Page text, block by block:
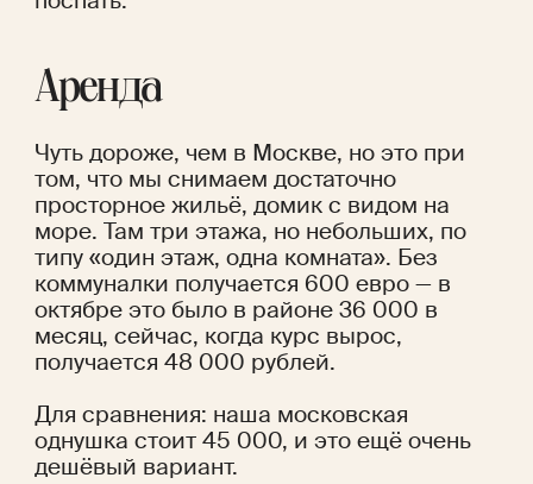
Аренда
Чуть дороже, чем в Москве, но это при
том, что мы снимаем достаточно
просторное жильё, домик с видом на
море. Там три этажа, но небольших, по
типу «один этаж, одна комната». Без
коммуналки получается 600 евро — в
октябре это было в районе 36 000 в
месяц, сейчас, когда курс вырос,
получается 48 000 рублей.
Для сравнения: наша московская
однушка стоит 45 000, и это ещё очень
дешёвый вариант.